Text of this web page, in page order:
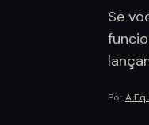
Se
Por A